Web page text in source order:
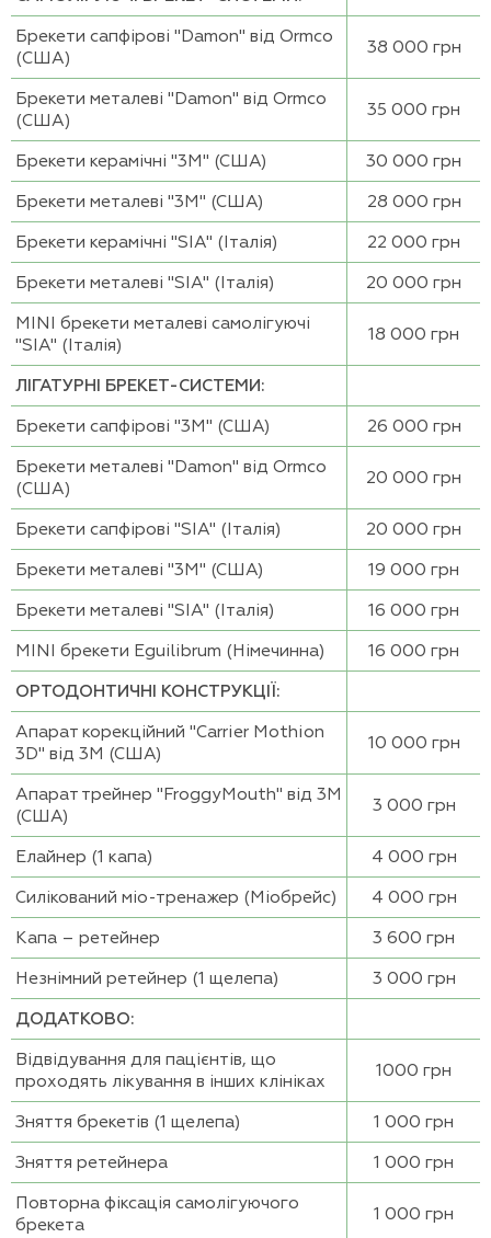
Брекети сапфірові "Damon" від Ormco
(США)
38 000 грн
Брекети металеві "Damon" від Ormco
(США)
35 000 грн
Брекети керамічні "3М" (США)
30 000 грн
Брекети металеві "3М" (США)
28 000 грн
Брекети керамічні "SIA" (Італія)
22 000 грн
Брекети металеві "SIA" (Італія)
20 000 грн
MINI брекети металеві самолігуючі
"SIA" (Італія)
18 000 грн
ЛІГАТУРНІ БРЕКЕТ-СИСТЕМИ:
Брекети сапфірові "3М" (США)
26 000 грн
Брекети металеві "Damon" від Ormco
(США)
20 000 грн
Брекети сапфірові "SIA" (Італія)
20 000 грн
Брекети металеві "3М" (США)
19 000 грн
Брекети металеві "SIA" (Італія)
16 000 грн
MINI брекети Eguilibrum (Німечинна)
16 000 грн
ОРТОДОНТИЧНІ КОНСТРУКЦІЇ:
Апарат корекційний "Carrier Mothion
3D" від 3М (США)
10 000 грн
Апарат трейнер "FroggyMouth" від 3М
(США)
3 000 грн
Елайнер (1 капа)
4 000 грн
Силікований міо-тренажер (Міобрейс)
4 000 грн
Капа – ретейнер
3 600 грн
Незнімний ретейнер (1 щелепа)
3 000 грн
ДОДАТКОВО:
Відвідування для пацієнтів, що
проходять лікування в інших клініках
1000 грн
Зняття брекетів (1 щелепа)
1 000 грн
Зняття ретейнера
1 000 грн
Повторна фіксація самолігуючого
брекета
1 000 грн